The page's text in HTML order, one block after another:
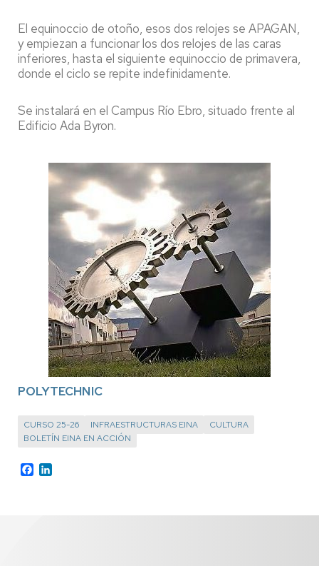
El equinoccio de otoño, esos dos relojes se APAGAN,
y empiezan a funcionar los dos relojes de las caras
inferiores, hasta el siguiente equinoccio de primavera,
donde el ciclo se repite indefinidamente.
Se instalará en el Campus Río Ebro, situado frente al
Edificio Ada Byron.
POLYTECHNIC
CURSO 25-26 INFRAESTRUCTURAS EINA
CULTURA
BOLETÍN EINA EN ACCIÓN
Facebook